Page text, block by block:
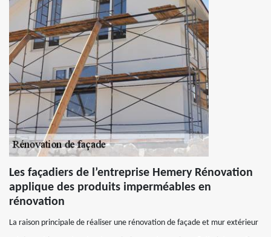
Les façadiers de l’entreprise Hemery Rénovation
applique des produits imperméables en
rénovation
La raison principale de réaliser une rénovation de façade et mur extérieur